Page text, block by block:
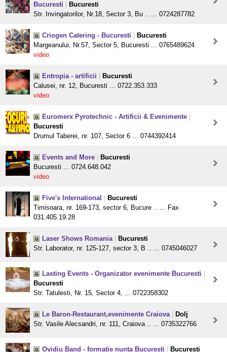
Bucuresti
Bucuresti
Str. Invingatorilor, Nr.18, Sector 3, Bu .. ... 0724287782
Criogen Catering - Bucuresti
Bucuresti
Margeanului, Nr.57, Sector 5, Bucuresti ... 0765489624
video
Entropia - artificii
Bucuresti
Calusei, nr. 12, Bucuresti ... 0722.353.333
video
Euromerx Pyrotechnic - Artificii & Evenimente
Bucuresti
Drumul Taberei, nr. 107, Sector 6 ... 0744392414
Events and More
Bucuresti
Bucuresti ... 0724.648.042
video
Five's International
Bucuresti
Timisoara, nr. 169-173, sector 6, Bucure .. ... Fax
031.405.19.28
Laser Shows Romania
Bucuresti
Str. Laborator, nr. 125-127, sector 3, B .. ... 0745046027
Lasting Events - Organizator evenimente Bucuresti
Bucuresti
Str. Tatulesti, Nr. 15, Sector 4, ... 0722358302
Le Baron-Restaurant,evenimente Craiova
Dolj
Str. Vasile Alecsandri, nr. 111, Craiova .. ... 0735322766
Ovidiu Band - formatie nunta Bucuresti
Bucuresti